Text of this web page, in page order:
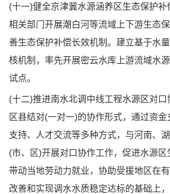
(十一)健全京津冀水源涵养区生态保护
相关部门开展潮白河等流域上下游生态
善生态保护补偿长效机制。建立基于水
核机制，率先开展密云水库上游流域水
试点。
(十二)推进南水北调中线工程水源区对
区县结对(一对一)的协作形式，通过资
支持、人才交流等多种方式，与河南、
(市、区)开展对口协作工作，促进水源区
带动当地劳动力就业，协助受援地区在
改善和实现调水水质稳定达标的基础上